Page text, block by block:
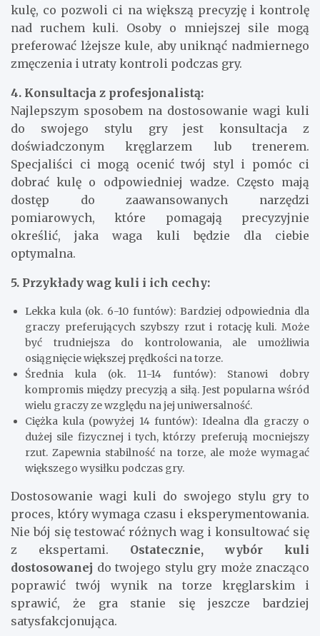
kulę, co pozwoli ci na większą precyzję i kontrolę
nad ruchem kuli. Osoby o mniejszej sile mogą
preferować lżejsze kule, aby uniknąć nadmiernego
zmęczenia i utraty kontroli podczas gry.
4. Konsultacja z profesjonalistą:
Najlepszym sposobem na dostosowanie wagi kuli
do swojego stylu gry jest konsultacja z
doświadczonym kręglarzem lub trenerem.
Specjaliści ci mogą ocenić twój styl i pomóc ci
dobrać kulę o odpowiedniej wadze. Często mają
dostęp do zaawansowanych narzędzi
pomiarowych, które pomagają precyzyjnie
określić, jaka waga kuli będzie dla ciebie
optymalna.
5. Przykłady wag kuli i ich cechy:
Lekka kula (ok. 6-10 funtów): Bardziej odpowiednia dla
graczy preferujących szybszy rzut i rotację kuli. Może
być trudniejsza do kontrolowania, ale umożliwia
osiągnięcie większej prędkości na torze.
Średnia kula (ok. 11-14 funtów): Stanowi dobry
kompromis między precyzją a siłą. Jest popularna wśród
wielu graczy ze względu na jej uniwersalność.
Ciężka kula (powyżej 14 funtów): Idealna dla graczy o
dużej sile fizycznej i tych, którzy preferują mocniejszy
rzut. Zapewnia stabilność na torze, ale może wymagać
większego wysiłku podczas gry.
Dostosowanie wagi kuli do swojego stylu gry to
proces, który wymaga czasu i eksperymentowania.
Nie bój się testować różnych wag i konsultować się
z ekspertami. Ostatecznie, wybór kuli
dostosowanej do twojego stylu gry może znacząco
poprawić twój wynik na torze kręglarskim i
sprawić, że gra stanie się jeszcze bardziej
satysfakcjonująca.